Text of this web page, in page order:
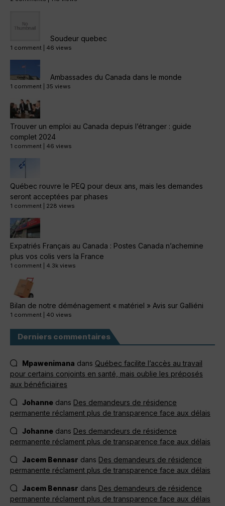
Soudeur quebec
1 comment 46 views
Ambassades du Canada dans le monde
1 comment 35 views
Trouver un emploi au Canada depuis l’étranger : guide
complet 2024
1 comment 46 views
Québec rouvre le PEQ pour deux ans, mais les demandes
seront acceptées par phases
1 comment 228 views
Expatriés Français au Canada : Postes Canada n’achemine
plus vos colis vers la France
1 comment 4.3k views
Bilan de notre déménagement « matériel » Avis sur Galliéni
1 comment 40 views
Derniers commentaires
Mpawenimana dans Québec facilite l’accès au travail
pour certains conjoints en santé, mais oublie les préposés
aux bénéficiaires
Johanne dans Des demandeurs de résidence
permanente réclament plus de transparence face aux délais
Johanne dans Des demandeurs de résidence
permanente réclament plus de transparence face aux délais
Jacem Bennasr dans Des demandeurs de résidence
permanente réclament plus de transparence face aux délais
Jacem Bennasr dans Des demandeurs de résidence
permanente réclament plus de transparence face aux délais